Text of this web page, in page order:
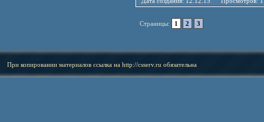
Страницы: 1 2 3
При копировании материалов ссылка на http://csserv.ru обязательна